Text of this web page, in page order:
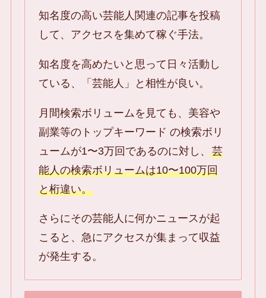
知名度の高い芸能人関連の記事を投稿
して、アクセスを集めて稼ぐ手法。
知名度を高めたいと思って日々活動し
ている、「芸能人」と相性が良い。
月間検索ボリュームを見ても、美容や
副業等のトップキーワード の検索ボリ
ュームが1〜3万回であるのに対し、 芸
能人の検索ボリュームは10〜100万回
と桁違い。
さらにその芸能人に何かニュースが起
こると、急にアクセスが集まって収益
が発生する。